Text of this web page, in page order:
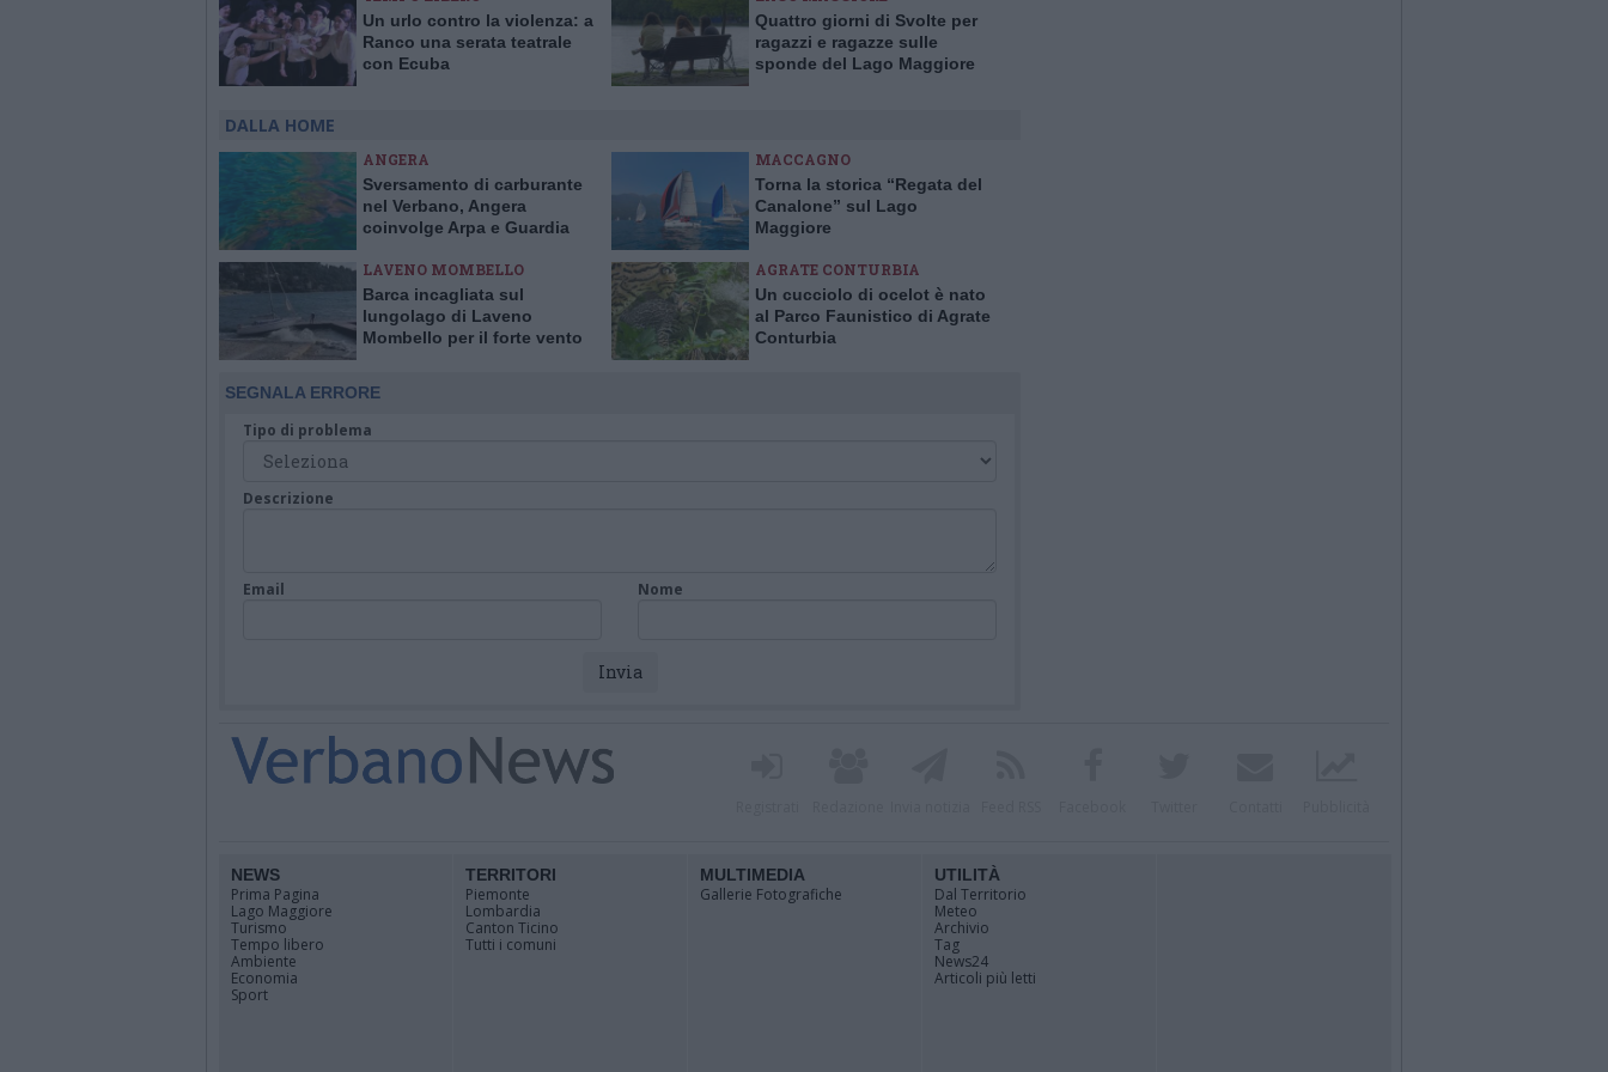
Un urlo contro la violenza: a
Ranco una serata teatrale
con Ecuba
Quattro giorni di Svolte per
ragazzi e ragazze sulle
sponde del Lago Maggiore
DALLA HOME
ANGERA
Sversamento di carburante
nel Verbano, Angera
coinvolge Arpa e Guardia
MACCAGNO
Torna la storica “Regata del
Canalone” sul Lago
Maggiore
LAVENO MOMBELLO
Barca incagliata sul
lungolago di Laveno
Mombello per il forte vento
AGRATE CONTURBIA
Un cucciolo di ocelot è nato
al Parco Faunistico di Agrate
Conturbia
SEGNALA ERRORE
Tipo di problema
Descrizione
Email Nome
NEWS
Prima Pagina
Lago Maggiore
Turismo
Tempo libero
Ambiente
Economia
Sport
TERRITORI
Piemonte
Lombardia
Canton Ticino
Tutti i comuni
MULTIMEDIA
Gallerie Fotografiche
UTILITÀ
Dal Territorio
Meteo
Archivio
Tag
News24
Articoli più letti